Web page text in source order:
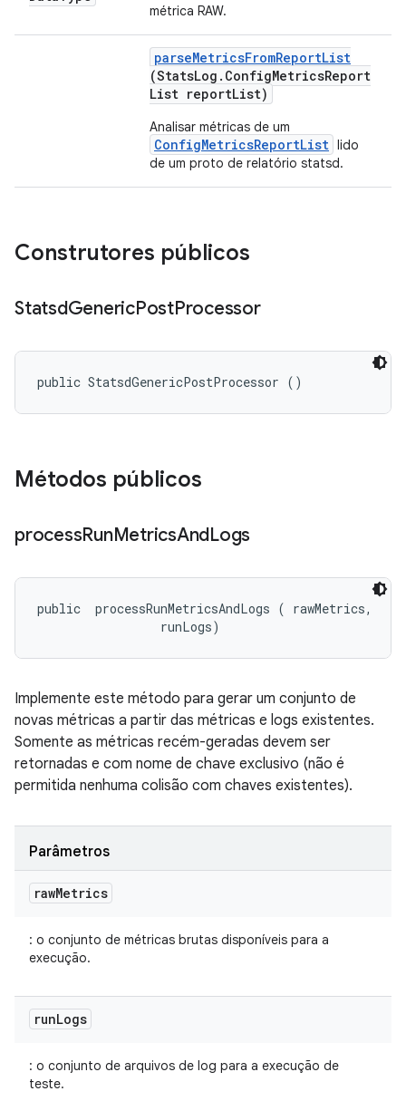
métrica RAW.
parseMetricsFromReportList
(StatsLog . ConfigMetricsReport
List reportList)
Analisar métricas de um
ConfigMetricsReportList lido
de um proto de relatório statsd.
Construtores públicos
StatsdGenericPostProcessor
public StatsdGenericPostProcessor ()
Métodos públicos
processRunMetricsAndLogs
public processRunMetricsAndLogs ( rawMetrics,
runLogs)
Implemente este método para gerar um conjunto de
novas métricas a partir das métricas e logs existentes.
Somente as métricas recém-geradas devem ser
retornadas e com nome de chave exclusivo (não é
permitida nenhuma colisão com chaves existentes).
Parâmetros
rawMetrics
: o conjunto de métricas brutas disponíveis para a
execução.
runLogs
: o conjunto de arquivos de log para a execução de
teste.